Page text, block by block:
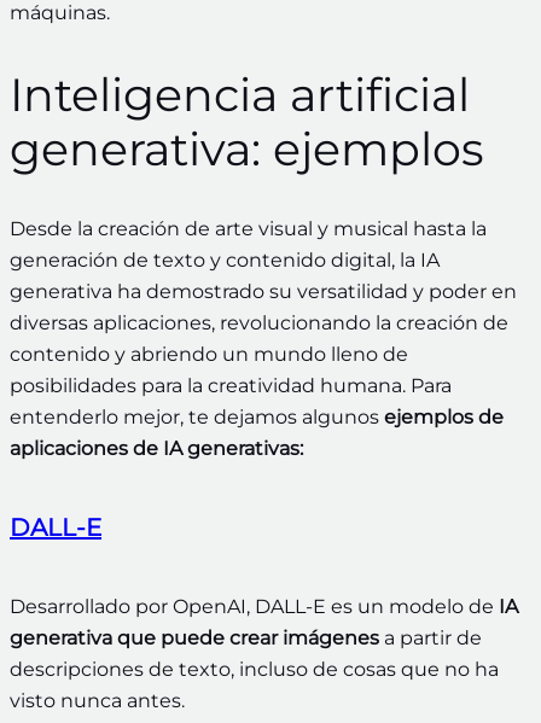
máquinas.
Inteligencia artificial
generativa: ejemplos
Desde la creación de arte visual y musical hasta la
generación de texto y contenido digital, la IA
generativa ha demostrado su versatilidad y poder en
diversas aplicaciones, revolucionando la creación de
contenido y abriendo un mundo lleno de
posibilidades para la creatividad humana. Para
entenderlo mejor, te dejamos algunos ejemplos de
aplicaciones de IA generativas:
DALL-E
Desarrollado por OpenAI, DALL-E es un modelo de IA
generativa que puede crear imágenes a partir de
descripciones de texto, incluso de cosas que no ha
visto nunca antes.